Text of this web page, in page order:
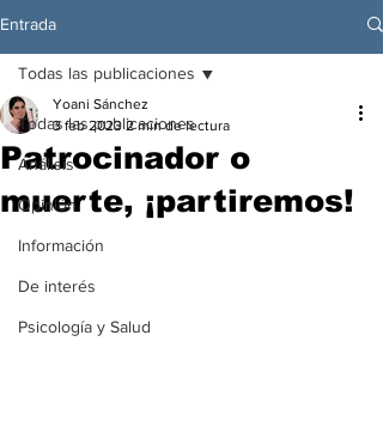
Entrada
Todas las publicaciones
Análisis
Opinión
Información
De interés
Psicología y Salud
Todas las publicaciones
Patrocinador o
muerte, ¡partiremos!
Yoani Sánchez
3 feb 2023 2 min de lectura